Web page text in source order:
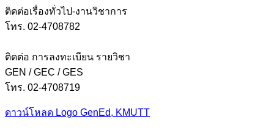
ติดต่อเรื่องทั่วไป-งานวิชาการ
โทร. 02-4708782
ติดต่อ การลงทะเบียน รายวิชา
GEN / GEC / GES
โทร. 02-4708719
ดาวน์โหลด Logo GenEd, KMUTT